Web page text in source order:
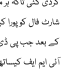
شارٹ فال کو